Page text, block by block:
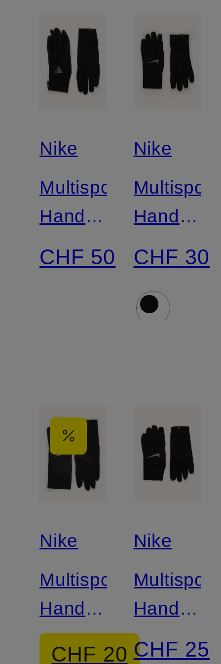
Nike
Multisport-
Handschuhe
ACG
DRI-FIT
LIGHTWEIGHT
CHF 50
Nike
mit
Funktion
CHF 30
Nike
Multisport-
Handschuhe
THERMA-
CHF 20
Nike
PACER
CHF 25